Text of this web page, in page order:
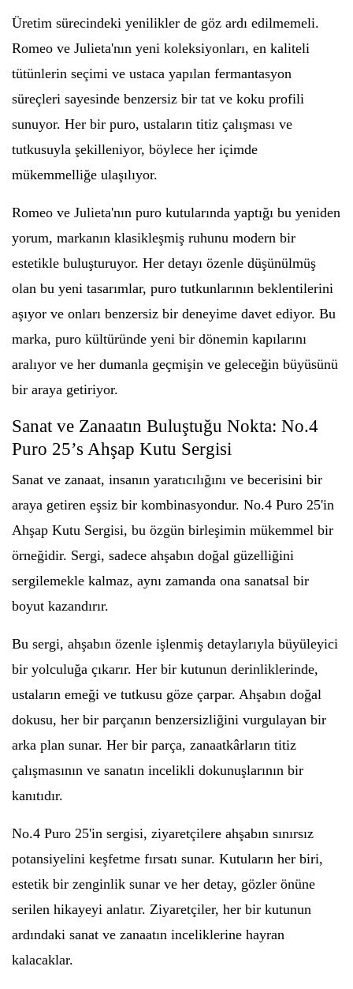
Üretim sürecindeki yenilikler de göz ardı edilmemeli.
Romeo ve Julieta'nın yeni koleksiyonları, en kaliteli
tütünlerin seçimi ve ustaca yapılan fermantasyon
süreçleri sayesinde benzersiz bir tat ve koku profili
sunuyor. Her bir puro, ustaların titiz çalışması ve
tutkusuyla şekilleniyor, böylece her içimde
mükemmelliğe ulaşılıyor.
Romeo ve Julieta'nın puro kutularında yaptığı bu yeniden
yorum, markanın klasikleşmiş ruhunu modern bir
estetikle buluşturuyor. Her detayı özenle düşünülmüş
olan bu yeni tasarımlar, puro tutkunlarının beklentilerini
aşıyor ve onları benzersiz bir deneyime davet ediyor. Bu
marka, puro kültüründe yeni bir dönemin kapılarını
aralıyor ve her dumanla geçmişin ve geleceğin büyüsünü
bir araya getiriyor.
Sanat ve Zanaatın Buluştuğu Nokta: No.4
Puro 25’s Ahşap Kutu Sergisi
Sanat ve zanaat, insanın yaratıcılığını ve becerisini bir
araya getiren eşsiz bir kombinasyondur. No.4 Puro 25'in
Ahşap Kutu Sergisi, bu özgün birleşimin mükemmel bir
örneğidir. Sergi, sadece ahşabın doğal güzelliğini
sergilemekle kalmaz, aynı zamanda ona sanatsal bir
boyut kazandırır.
Bu sergi, ahşabın özenle işlenmiş detaylarıyla büyüleyici
bir yolculuğa çıkarır. Her bir kutunun derinliklerinde,
ustaların emeği ve tutkusu göze çarpar. Ahşabın doğal
dokusu, her bir parçanın benzersizliğini vurgulayan bir
arka plan sunar. Her bir parça, zanaatkârların titiz
çalışmasının ve sanatın incelikli dokunuşlarının bir
kanıtıdır.
No.4 Puro 25'in sergisi, ziyaretçilere ahşabın sınırsız
potansiyelini keşfetme fırsatı sunar. Kutuların her biri,
estetik bir zenginlik sunar ve her detay, gözler önüne
serilen hikayeyi anlatır. Ziyaretçiler, her bir kutunun
ardındaki sanat ve zanaatın inceliklerine hayran
kalacaklar.